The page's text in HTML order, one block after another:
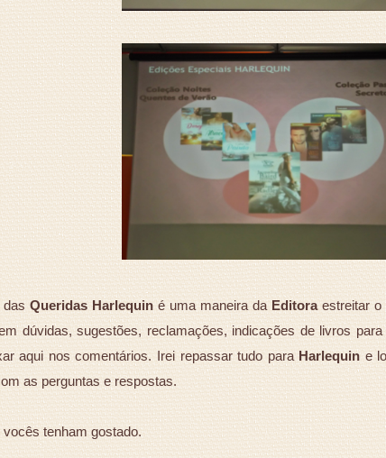
das Queridas Harlequiné uma maneira da Editoraestreitar o
dúvidas, sugestões, reclamações, indicações de livros
aqui nos comentários. Irei repassar tudo paraHarlequine
as perguntas e respostas.
vocês tenham gostado.